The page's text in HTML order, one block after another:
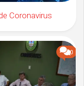
Coronavirus
0